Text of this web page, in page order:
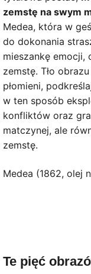
zemstę na swym
Medea, która w
do dokonania
mieszankę emocji,
zemstę. Tło
płomieni,
w ten sposób
konfliktów oraz
matczynej, ale
zemstę.
Medea (1862, olej
Te pięć